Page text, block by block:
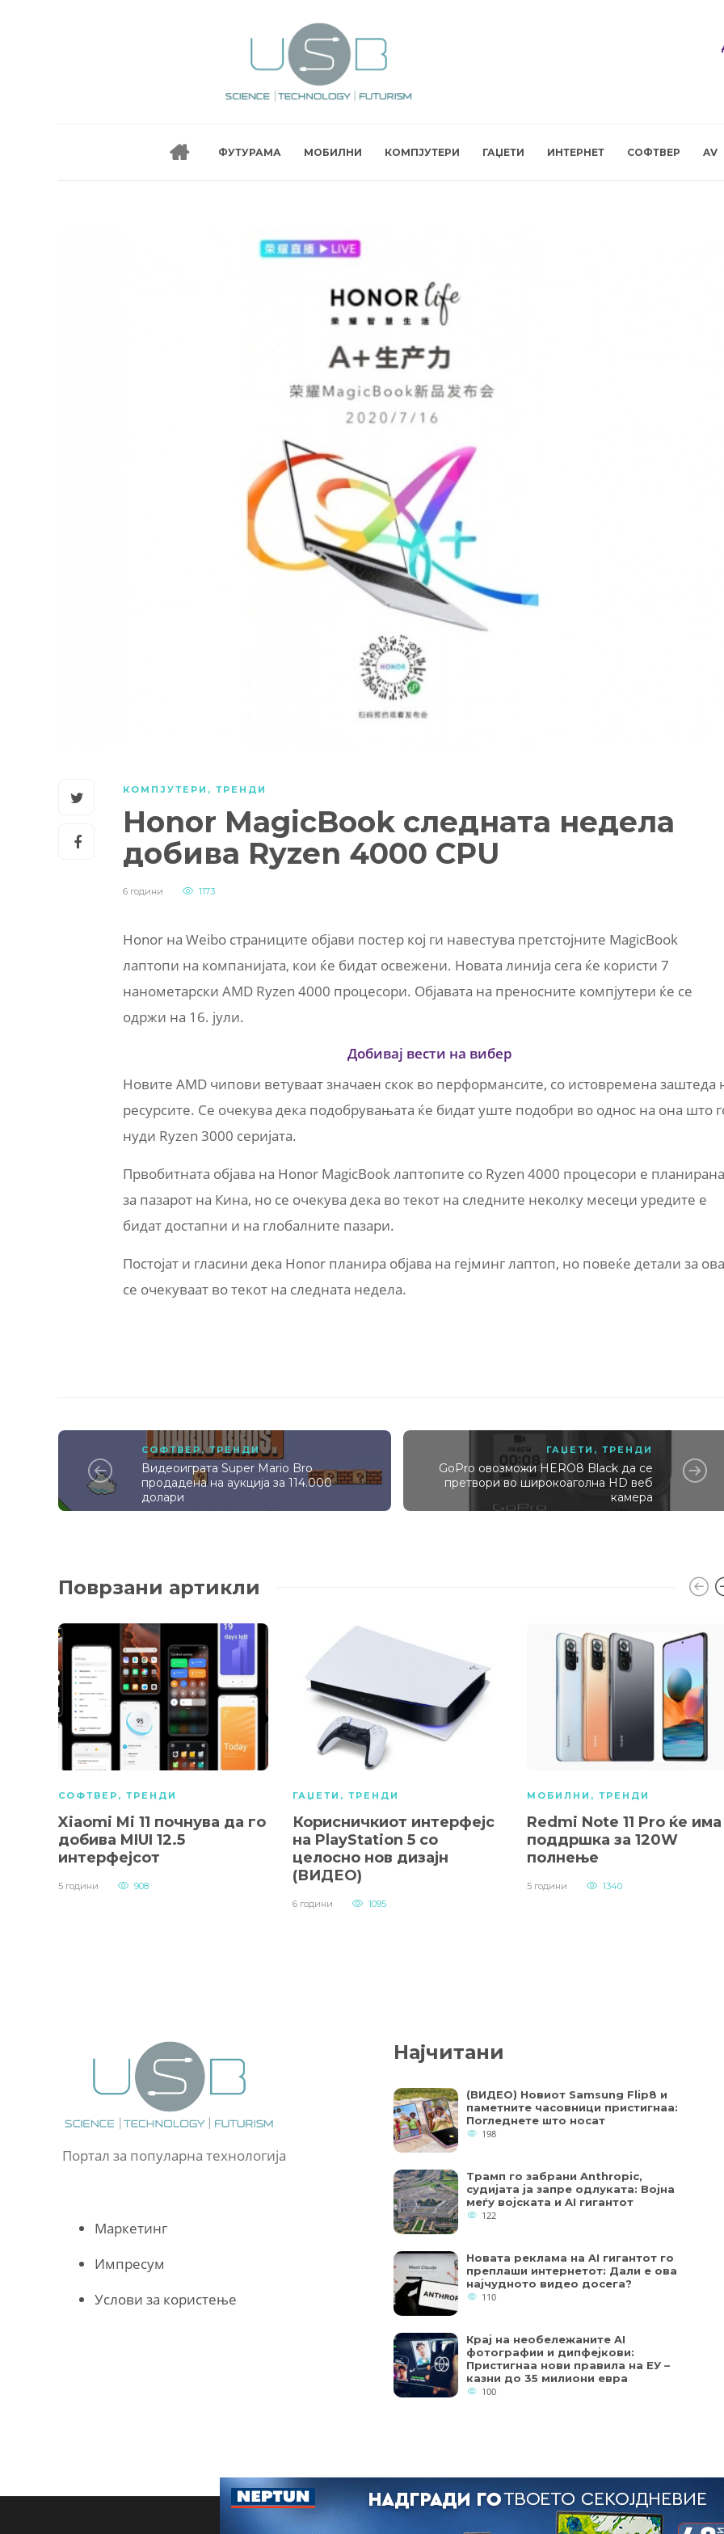
ФУТУРАМА МОБИЛНИ КОМПЈУТЕРИ ГАЏЕТИ ИНТЕРНЕТ СОФТВЕР AV
КОМПЈУТЕРИ , ТРЕНДИ
Honor MagicBook следната недела
добива Ryzen 4000 CPU
6 години 1173
Honor на Weibo страниците објави постер кој ги навестува претстојните MagicBook
лаптопи на компанијата, кои ќе бидат освежени. Новата линија сега ќе користи 7
нанометарски AMD Ryzen 4000 процесори. Објавата на преносните компјутери ќе се
одржи на 16. јули.
Добивај вести на вибер
Новите AMD чипови ветуваат значаен скок во перформансите, со истовремена заштеда
ресурсите. Се очекува дека подобрувањата ќе бидат уште подобри во однос на она што
нуди Ryzen 3000 серијата.
Првобитната објава на Honor MagicBook лаптопите со Ryzen 4000 процесори е планирана
за пазарот на Кина, но се очекува дека во текот на следните неколку месеци уредите е
бидат достапни и на глобалните пазари.
Постојат и гласини дека Honor планира објава на гејминг лаптоп, но повеќе детали за ова
се очекуваат во текот на следната недела.
СОФТВЕР ,ТРЕНДИ
Видеоиграта Super Mario Bro
продадена на аукција за 114.000
долари
ГАЏЕТИ ,ТРЕНДИ
GoPro овозможи HERO8 Black да се
претвори во широкоаголна HD веб
камера
Поврзани артикли
СОФТВЕР , ТРЕНДИ
Xiaomi Mi 11 почнува да го
добива MIUI 12.5
интерфејсот
5 години 908
ГАЏЕТИ , ТРЕНДИ
Корисничкиот интерфејс
на PlayStation 5 со
целосно нов дизајн
(ВИДЕО)
6 години 1095
МОБИЛНИ , ТРЕНДИ
Redmi Note 11 Pro ќе има
поддршка за 120W
полнење
5 години 1340
Портал за популарна технологија
Маркетинг
Импресум
Услови за користење
Најчитани
(ВИДЕО) Новиот Samsung Flip8 и
паметните часовници пристигнаа:
Погледнете што носат
198
Трамп го забрани Anthropic,
судијата ја запре одлуката: Војна
меѓу војската и AI гигантот
122
Новата реклама на AI гигантот го
преплаши интернетот: Дали е ова
најчудното видео досега?
110
Крај на необележаните AI
фотографии и дипфејкови:
Пристигнаа нови правила на ЕУ –
казни до 35 милиони евра
100